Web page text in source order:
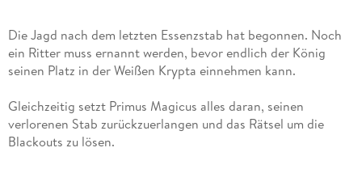
Die Jagd nach dem letzten Essenzstab hat begonnen. Noch
ein Ritter muss ernannt werden, bevor endlich der König
Gleichzeitig setzt Primus Magicus alles daran, seinen
verlorenen Stab zurückzuerlangen und das Rätsel um die